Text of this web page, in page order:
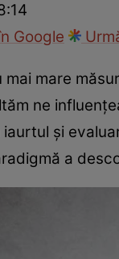
Google
mare
ne
și
a